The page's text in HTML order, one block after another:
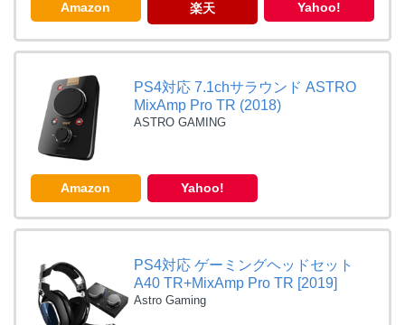
Amazon 楽天 Yahoo!
PS4対応 7.1chサラウンド ASTRO
MixAmp Pro TR (2018)
ASTRO GAMING
Amazon Yahoo!
PS4対応 ゲーミングヘッドセット
A40 TR+MixAmp Pro TR [2019]
Astro Gaming